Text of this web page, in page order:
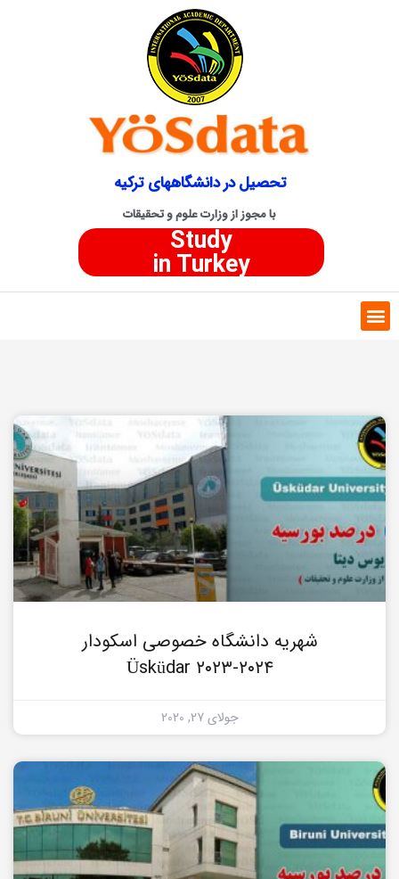
تحصیل در دانشگاههای ترکیه
با مجوز از وزارت علوم و تحقیقات
Study
in Turkey
شهریه دانشگاه خصوصی اسکودار
۲۰۲۴-۲۰۲۳ Üsküdar
جولای 27, 2020